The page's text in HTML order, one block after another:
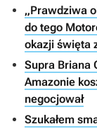
„Prawdziwa
do tego
okazji święta
Supra Briana
Amazonie
negocjował
Szukałem